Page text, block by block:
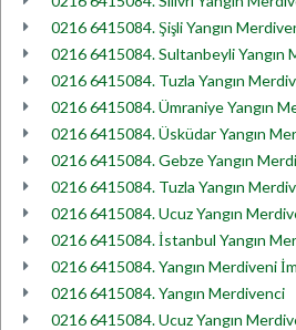
0216 6415084. Şişli Yangın
0216 6415084. Sultanbeyli Yangın
0216 6415084. Tuzla Yangın
0216 6415084. Ümraniye Yangın
0216 6415084. Üsküdar Yangın
0216 6415084. Gebze Yangın
0216 6415084. Tuzla Yangın
0216 6415084. Ucuz Yangın
0216 6415084. İstanbul Yangın
0216 6415084. Yangın Merdiveni
0216 6415084. Yangın Merdivenci
0216 6415084. Ucuz Yangın